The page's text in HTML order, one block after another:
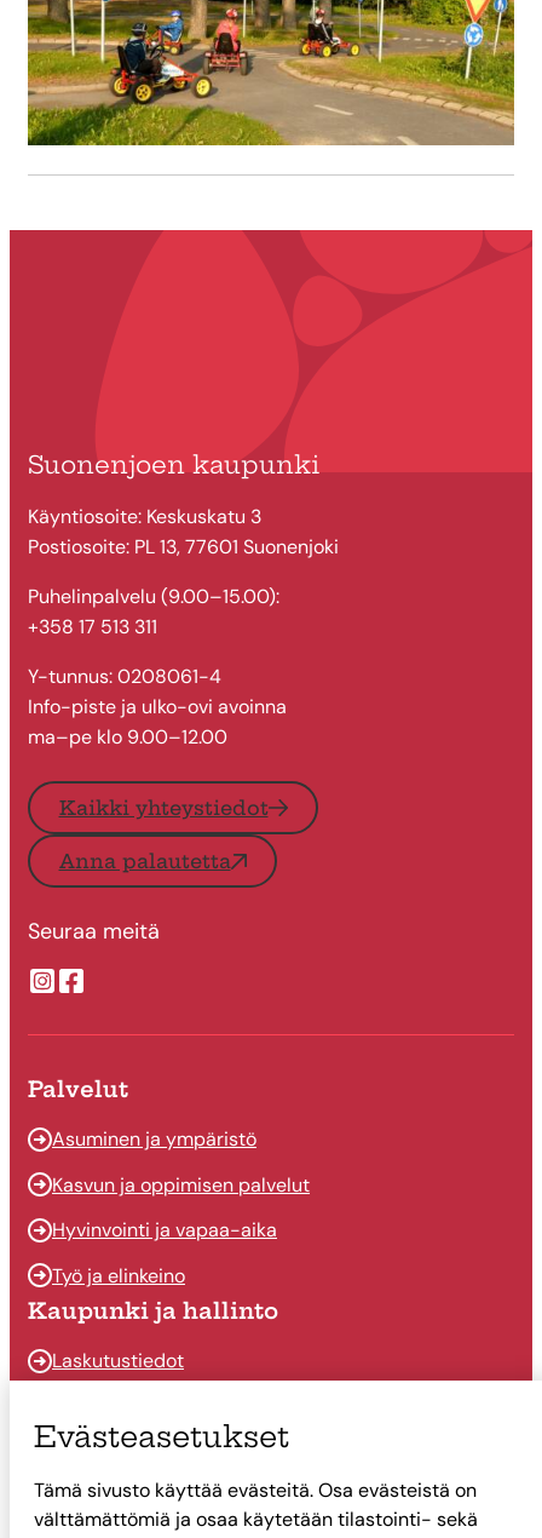
Suonenjoen kaupunki
Käyntiosoite: Keskuskatu 3
Postiosoite: PL 13, 77601 Suonenjoki
Puhelinpalvelu (9.00–15.00):
+358 17 513 311
Y-tunnus: 0208061-4
Info-piste ja ulko-ovi avoinna
ma–pe klo 9.00–12.00
Kaikki yhteystiedot
Anna palautetta
Seuraa meitä
Suonenjoen kaupungin Instragram
Suonenjoen kaupungin Facebook
Palvelut
Asuminen ja ympäristö
Kasvun ja oppimisen palvelut
Hyvinvointi ja vapaa-aika
Työ ja elinkeino
Kaupunki ja hallinto
Laskutustiedot
Päätöksenteko
Talous
Evästeasetukset
Tämä sivusto käyttää evästeitä. Osa evästeistä on
välttämättömiä ja osaa käytetään tilastointi- sekä